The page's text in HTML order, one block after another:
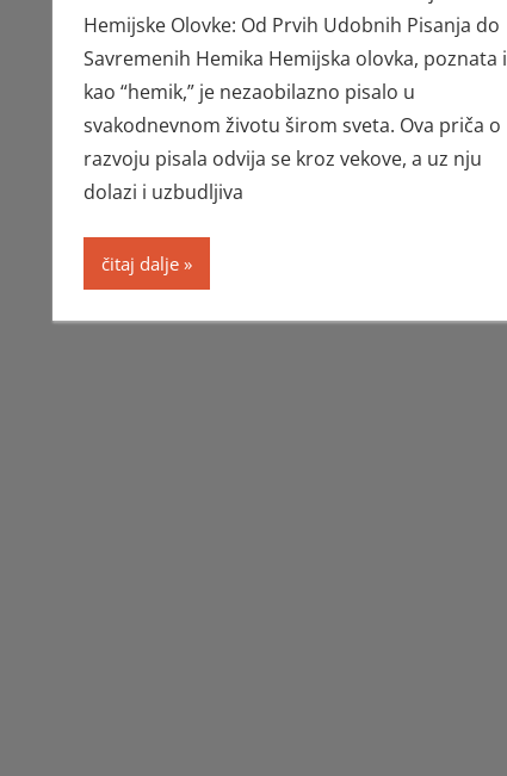
Hemijske Olovke: Od Prvih Udobnih Pisanja do
Savremenih Hemika Hemijska olovka, poznata i
kao “hemik,” je nezaobilazno pisalo u
svakodnevnom životu širom sveta. Ova priča o
razvoju pisala odvija se kroz vekove, a uz nju
dolazi i uzbudljiva
čitaj dalje